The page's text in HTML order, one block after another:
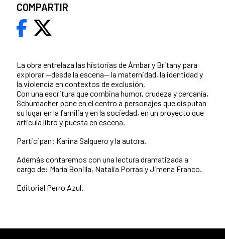
La obra entrelaza las historias de Ámbar y Britany para
explorar —desde la escena— la maternidad, la identidad y
la violencia en contextos de exclusión.
Con una escritura que combina humor, crudeza y cercanía,
Schumacher pone en el centro a personajes que disputan
su lugar en la familia y en la sociedad, en un proyecto que
articula libro y puesta en escena.
Participan: Karina Salguero y la autora.
Además contaremos con una lectura dramatizada a
cargo de: María Bonilla, Natalia Porras y Jimena Franco.
Editorial Perro Azul.
COMPARTIR